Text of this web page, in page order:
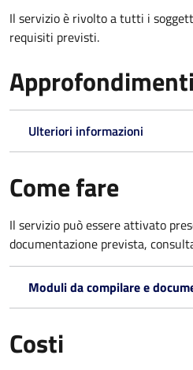
Il servizio è rivolto a tutti i
requisiti previsti.
Approfondimenti
Ulteriori informazioni
Come fare
Il servizio può essere attivato
documentazione prevista,
Moduli da compilare e
Costi